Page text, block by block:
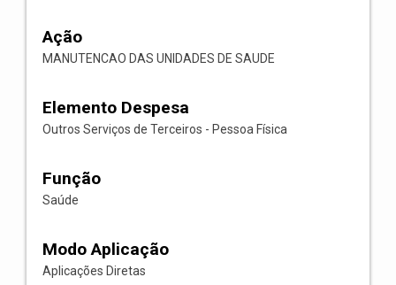
Ação
MANUTENCAO DAS UNIDADES DE SAUDE
Elemento Despesa
Outros Serviços de Terceiros - Pessoa Física
Função
Saúde
Modo Aplicação
Aplicações Diretas